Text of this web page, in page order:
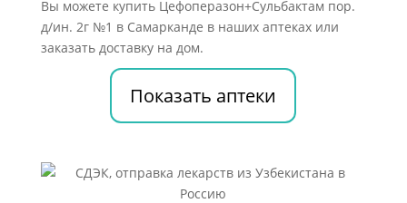
Вы можете купить Цефоперазон+Сульбактам пор.
д/ин. 2г №1 в Самарканде в наших аптеках или
заказать доставку на дом.
Показать аптеки